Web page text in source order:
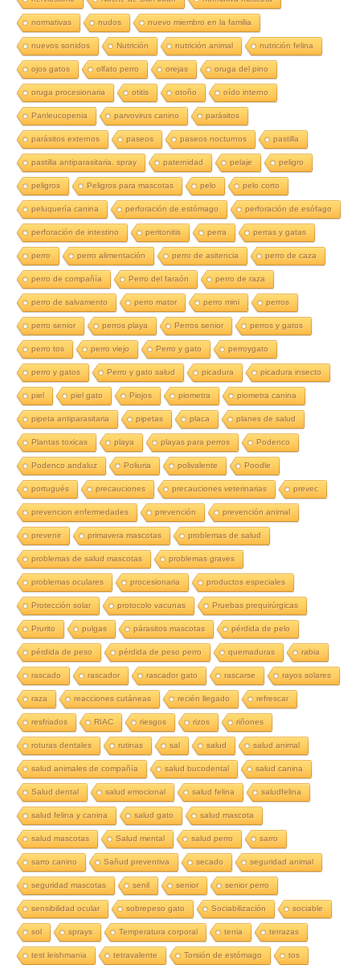
normativas nudos nuevo miembro en la familia
nuevos sonidos Nutrición nutrición animal nutrición felina
ojos gatos olfato perro orejas oruga del pino
oruga procesionaria otitis otoño oído interno
Panleucopenia parvovirus canino parásitos
parásitos externos paseos paseos nocturnos pastilla
pastilla antiparasitaria. spray paternidad pelaje peligro
peligros Peligros para mascotas pelo pelo corto
peluquería canina perforación de estómago perforación de esófago
perforación de intestino peritonitis perra perras y gatas
perro perro alimentación perro de asitencia perro de caza
perro de compañía Perro del faraón perro de raza
perro de salvamento perro mator perro mini perros
perro senior perros playa Perros senior perros y gatos
perro tos perro viejo Perro y gato perroygato
perro y gatos Perro y gato salud picadura picadura insecto
piel piel gato Piojos piometra piometra canina
pipeta antiparasitaria pipetas placa planes de salud
Plantas toxicas playa playas para perros Podenco
Podenco andaluz Poliuria polivalente Poodle
portugués precauciones precauciones veterinarias prevec
prevencion enfermedades prevención prevención animal
prevenir primavera mascotas problemas de salud
problemas de salud mascotas problemas graves
problemas oculares procesionaria productos especiales
Protección solar protocolo vacunas Pruebas prequirúrgicas
Prurito pulgas párasitos mascotas pérdida de pelo
pérdida de peso pérdida de peso perro quemaduras rabia
rascado rascador rascador gato rascarse rayos solares
raza reacciones cutáneas recién llegado refrescar
resfriados RIAC riesgos rizos riñones
roturas dentales rutinas sal salud salud animal
salud animales de compañía salud bucodental salud canina
Salud dental salud emocional salud felina saludfelina
salud felina y canina salud gato salud mascota
salud mascotas Salud mental salud perro sarro
sarro canino Sañud preventiva secado seguridad animal
seguridad mascotas senil senior senior perro
sensibilidad ocular sobrepeso gato Sociabilización sociable
sol sprays Temperatura corporal tenia terrazas
test leishmania tetravalente Torsión de estómago tos